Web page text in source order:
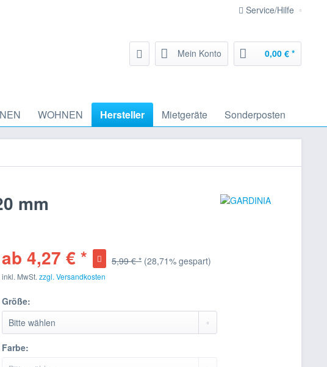
Service/Hilfe
Mein Konto 0,00 € *
WOHNEN Hersteller Mietgeräte Sonderposten
mm
ab 4,27 € * 5,99 € * (28,71% gespart)
inkl. MwSt.zzgl. Versandkosten
Größe:
Farbe: